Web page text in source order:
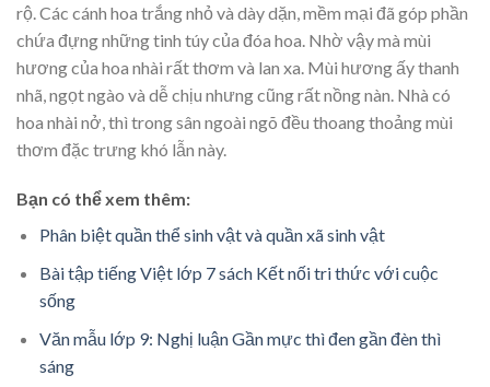
rộ. Các cánh hoa trắng nhỏ và dày dặn, mềm mại đã góp phần
chứa đựng những tinh túy của đóa hoa. Nhờ vậy mà mùi
hương của hoa nhài rất thơm và lan xa. Mùi hương ấy thanh
nhã, ngọt ngào và dễ chịu nhưng cũng rất nồng nàn. Nhà có
hoa nhài nở, thì trong sân ngoài ngõ đều thoang thoảng mùi
thơm đặc trưng khó lẫn này.
Bạn có thể xem thêm:
Phân biệt quần thể sinh vật và quần xã sinh vật
Bài tập tiếng Việt lớp 7 sách Kết nối tri thức với cuộc
sống
Văn mẫu lớp 9: Nghị luận Gần mực thì đen gần đèn thì
sáng